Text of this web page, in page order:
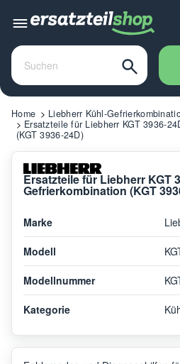
Home
Liebherr Kühl-
Ersatzteile für Liebherr KGT 3936-
(KGT 3936-24D)
Ersatzteile für Liebherr KGT
Gefrierkombination (KGT
Marke
Modell
Modellnummer
Kategorie